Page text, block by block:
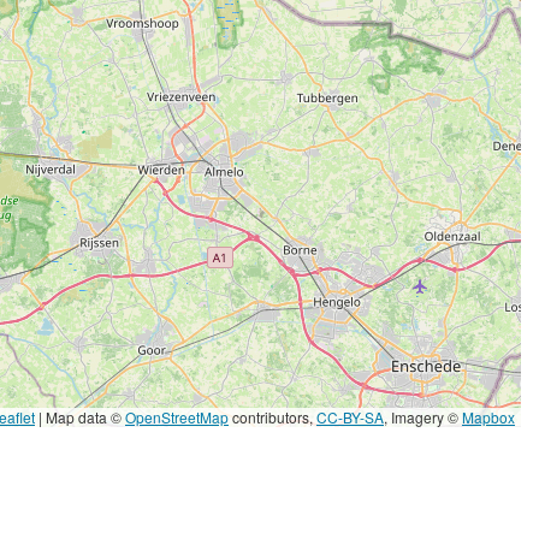
| Map data ©OpenStreetMapcontributors, CC-BY-SA, Imagery ©Mapbox